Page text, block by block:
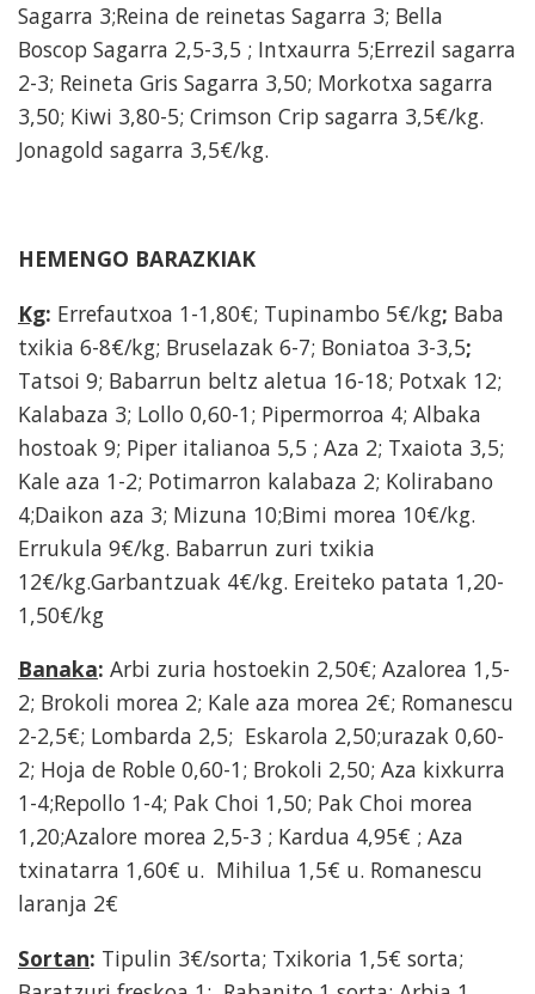
Sagarra 3;Reina de reinetas Sagarra 3; Bella
Boscop Sagarra 2,5-3,5 ; Intxaurra 5;Errezil sagarra
2-3; Reineta Gris Sagarra 3,50; Morkotxa sagarra
3,50; Kiwi 3,80-5; Crimson Crip sagarra 3,5€/kg.
Jonagold sagarra 3,5€/kg.
HEMENGO BARAZKIAK
Kg: Errefautxoa 1-1,80€; Tupinambo 5€/kg; Baba
txikia 6-8€/kg; Bruselazak 6-7; Boniatoa 3-3,5;
Tatsoi 9; Babarrun beltz aletua 16-18; Potxak 12;
Kalabaza 3; Lollo 0,60-1; Pipermorroa 4; Albaka
hostoak 9; Piper italianoa 5,5 ; Aza 2; Txaiota 3,5;
Kale aza 1-2; Potimarron kalabaza 2; Kolirabano
4;Daikon aza 3; Mizuna 10;Bimi morea 10€/kg.
Errukula 9€/kg. Babarrun zuri txikia
12€/kg.Garbantzuak 4€/kg. Ereiteko patata 1,20-
1,50€/kg
Banaka: Arbi zuria hostoekin 2,50€; Azalorea 1,5-
2; Brokoli morea 2; Kale aza morea 2€; Romanescu
2-2,5€; Lombarda 2,5; Eskarola 2,50;urazak 0,60-
2; Hoja de Roble 0,60-1; Brokoli 2,50; Aza kixkurra
1-4;Repollo 1-4; Pak Choi 1,50; Pak Choi morea
1,20;Azalore morea 2,5-3 ; Kardua 4,95€ ; Aza
txinatarra 1,60€ u. Mihilua 1,5€ u. Romanescu
laranja 2€
Sortan: Tipulin 3€/sorta; Txikoria 1,5€ sorta;